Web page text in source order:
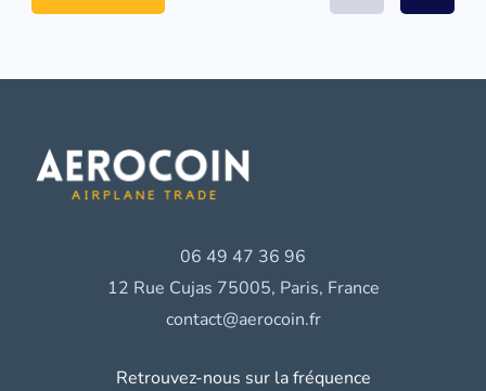
06 49 47 36 96
12 Rue Cujas 75005, Paris, France
contact@aerocoin.fr
Retrouvez-nous sur la fréquence